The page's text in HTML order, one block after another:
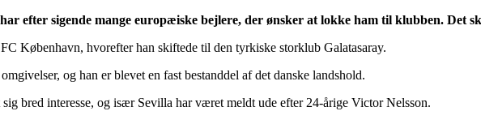
efter sigende mange europæiske bejlere, der ønsker at lokke ham til klubben. Det
København, hvorefter han skiftede til den tyrkiske storklub Galatasaray.
og han er blevet en fast bestanddel af det danske landshold.
bred interesse, og især Sevilla har været meldt ude efter 24-årige Victor Nelsson.